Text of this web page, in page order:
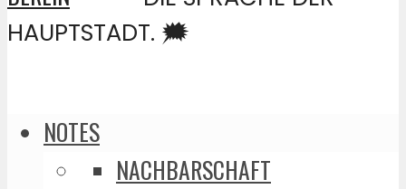
HAUPTSTADT. 🗯️
NOTES
NACHBARSCHAFT